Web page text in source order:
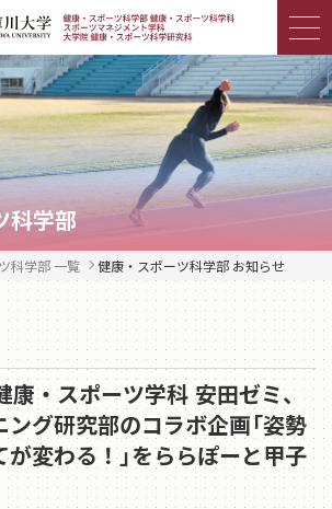
科学部
科学部 一覧 健康・スポーツ科学部 お知らせ
康・スポーツ学科 安田ゼミ、
グ研究部のコラボ企画「姿勢
変わる！」をららぽーと甲子